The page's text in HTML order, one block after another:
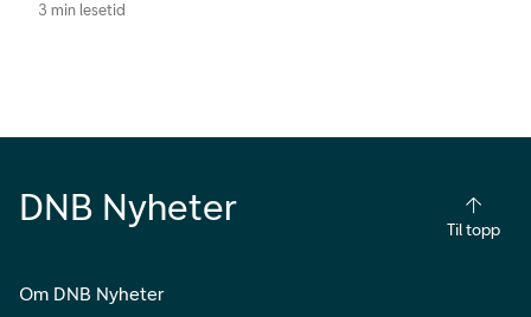
3 min lesetid
DNB Nyheter
Til topp
Om DNB Nyheter